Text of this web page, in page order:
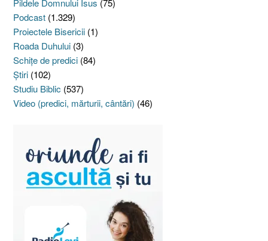
Podcast (1.329)
Proiectele Bisericii (1)
Roada Duhului (3)
Schiţe de predici (84)
Ştiri (102)
Studiu Biblic (537)
Video (predici, mărturii, cântări) (46)